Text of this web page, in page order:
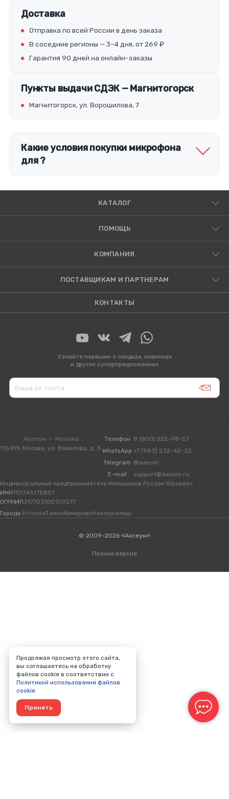
Доставка
Отправка по всей России в день заказа
В соседние регионы — 3–4 дня, от 269 ₽
Гарантия 90 дней на онлайн-заказы
Пункты выдачи СДЭК — Магнитогорск
Магнитогорск, ул. Ворошилова, 7
Какие условия покупки микрофона
для ?
КАТАЛОГ
ПОМОЩЬ
КОМПАНИЯ
ПОСТАВЩИКАМ И ПАРТНЕРАМ
КОНТАКТЫ
Узнайте первыми о скидках, новинках
и других суперпредложениях
Аксеум — Москва
115419, Москва, ул. Вавилова, д. 3
Телефон 8 (800) 222-98-57
WhatsApp +7 (983) 232-42-32
Telegram @axeum
E-mail
support@axeum.ru
Индивидуальный предприниматель Меньшиков Руслан Юрьевич
ИНН701745175857
ОГРНИП317703100109277
Города: МоскваТомскКемеровоНовокузнецк
© 2009-2026 «Аксеум»
Полная версия
Продолжая просмотр этого сайта,
вы соглашаетесь на обработку
файлов cookie в соответствии с
Политикой использования файлов
cookie
Принять